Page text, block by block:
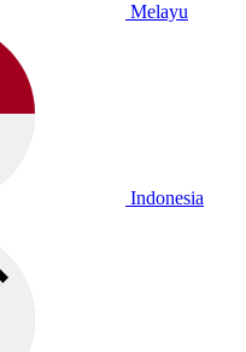
Melayu
Indonesia